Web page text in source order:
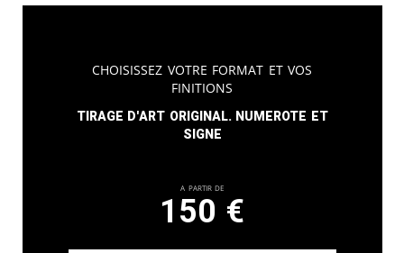
Choisissez votre format et vos
finitions
Tirage d'art original. Numerote et
signe
A partir de
150 €